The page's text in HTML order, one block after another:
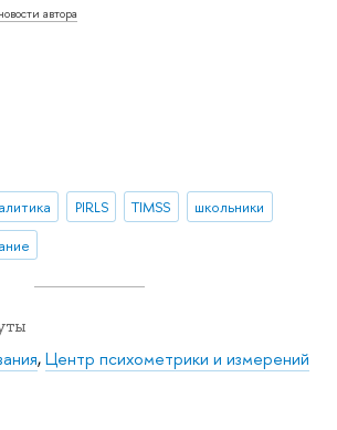
автора
PIRLS TIMSS
школьники
,Центр психометрики и измерений